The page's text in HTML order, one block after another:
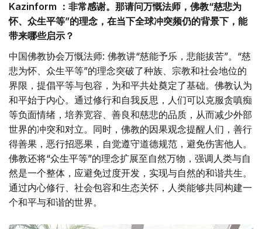
Kazinform ：非常感谢。那请问万慨法师，佛教“慈悲为
怀、众生平等”的理念，在当下全球冲突频仍的背景下，能
带来哪些启示？
中国佛教协会万慨法师: 佛教讲“慈能予乐，悲能拔苦”。“慈
悲为怀、众生平等”的理念突破了种族、宗教和社会地位的
界限，提倡平等与包容，为和平共处奠定了基础。佛教认为
和平始于内心。通过修行和自我反思，人们可以克服贪嗔痴
等负面情绪，培养宽容、善良和慈悲的品质，从而减少外部
世界的冲突和对立。同时，佛教的因果观念提醒人们，善行
得善果，恶行招恶果，自觉遵守道德规范，避免伤害他人。
佛教还将“众生平等”的理念扩展至自然万物，强调人类与自
然是一个整体，应避免过度开发，实现与自然的和谐共生。
通过内心修行、社会包容和生态关怀，人类能够共同构建一
个和平与和谐的世界。